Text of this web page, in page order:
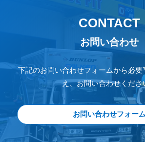
CONTACT
お問い合わせ
下記のお問い合わせフォームから必要
え、お問い合わせくださ
お問い合わせフォーム